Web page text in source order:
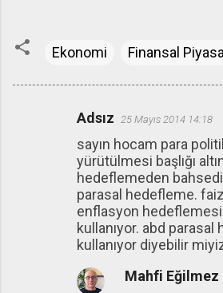
Ekonomi Finansal
Adsız 25 Mayıs 2014 14:18
sayın hocam para
yürütülmesi başlığı
hedeflemeden
parasal hedefleme.
enflasyon
kullanıyor. abd parasal
kullanıyor diyebilir
Mahfi Eğilmez